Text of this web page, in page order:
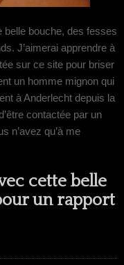
belle bouche, des fesses
J’aimerai apprendre à
sur ce site pour briser
un homme mignon qui
à Anderlecht depuis la
contactée par un
n’avez qu’à me
cette belle
un rapport